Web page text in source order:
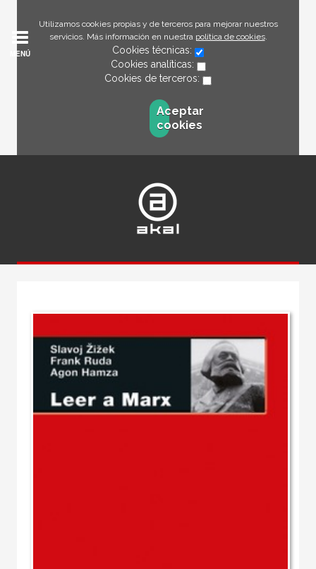
Utilizamos cookies propias y de terceros para mejorar nuestros
servicios. Más información en nuestra política de cookies.
Cookies técnicas:
Cookies analíticas:
Cookies de terceros:
Aceptar
cookies
MENÚ